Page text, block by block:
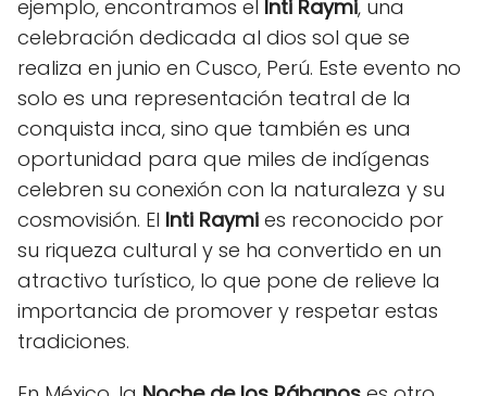
ejemplo, encontramos el Inti Raymi, una
celebración dedicada al dios sol que se
realiza en junio en Cusco, Perú. Este evento no
solo es una representación teatral de la
conquista inca, sino que también es una
oportunidad para que miles de indígenas
celebren su conexión con la naturaleza y su
cosmovisión. El Inti Raymi es reconocido por
su riqueza cultural y se ha convertido en un
atractivo turístico, lo que pone de relieve la
importancia de promover y respetar estas
tradiciones.